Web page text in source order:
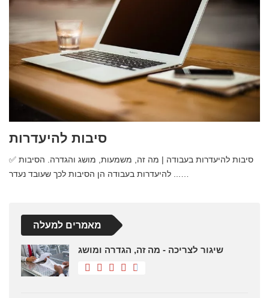
סיבות להיעדרות
✅ סיבות להיעדרות בעבודה | מה זה, משמעות, מושג והגדרה. הסיבות
מאמרים למעלה
שיגור לצריכה - מה זה, הגדרה ומושג